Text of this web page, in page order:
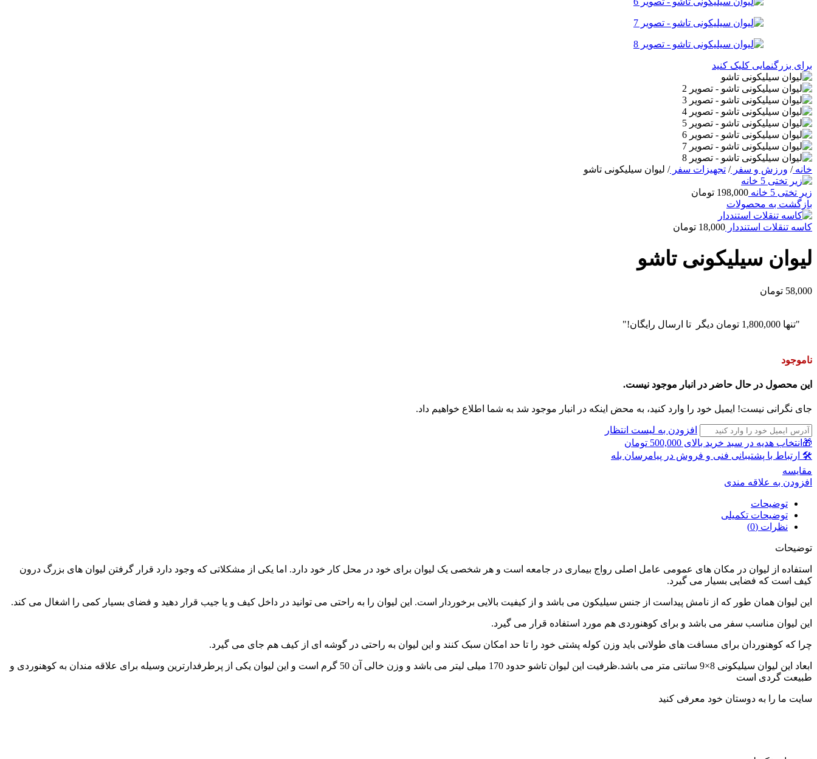
برای بزرگنمایی کلیک کنید
خانه/ ورزش و سفر/ تجهیزات سفر/ لیوان سیلیکونی تاشو
زیر تختی 5 خانه 198,000 تومان
بازگشت به محصولات
کاسه تنقلات استنددار 18,000 تومان
لیوان سیلیکونی تاشو
58,000 تومان
"تنها 1,800,000 تومان دیگر تا ارسال رایگان!"
ناموجود
این محصول در حال حاضر در انبار موجود نیست.
جای نگرانی نیست! ایمیل خود را وارد کنید، به محض اینکه در انبار موجود شد به شما اطلاع خواهیم داد.
افزودن به لیست انتظار
🎁انتخاب هدیه در سبد خرید بالای 500,000 تومان
🛠 ارتباط با پشتیبانی فنی و فروش در پیامرسان بله
مقايسه
افزودن به علاقه مندی
توضیحات
توضیحات تکمیلی
نظرات (0)
توضیحات
استفاده از لیوان در مکان های عمومی عامل اصلی رواج بیماری در جامعه است و هر شخصی یک لیوان برای خود در محل کار خود دارد. اما یکی از مشکلاتی که وجود دارد قرار گرفتن لیوان های بزرگ درون
کیف است که فضایی بسیار می گیرد.
این لیوان همان طور که از نامش پیداست از جنس سیلیکون می باشد و از کیفیت بالایی برخوردار است. این لیوان را به راحتی می توانید در داخل کیف و یا جیب قرار دهید و فضای بسیار کمی را اشغال می کند.
این لیوان مناسب سفر می باشد و برای کوهنوردی هم مورد استفاده قرار می گیرد.
چرا که کوهنوردان برای مسافت های طولانی باید وزن کوله پشتی خود را تا حد امکان سبک کنند و این لیوان به راحتی در گوشه ای از کیف هم جای می گیرد.
ابعاد این لیوان سیلیکونی 8×9 سانتی متر می باشد.ظرفیت این لیوان تاشو حدود 170 میلی لیتر می باشد و وزن خالی آن 50 گرم است و این لیوان یکی از پرطرفدارترین وسیله برای علاقه مندان به کوهنوردی و
طبیعت گردی است
سایت ما را به دوستان خود معرفی کنید